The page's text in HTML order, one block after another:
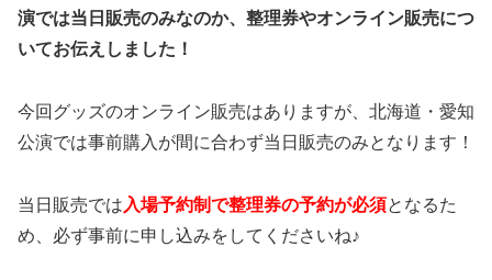
演では当日販売のみなのか、整理券やオンライン販売につ
いてお伝えしました！
今回グッズのオンライン販売はありますが、北海道・愛知
公演では事前購入が間に合わず当日販売のみとなります！
当日販売では 入場予約制で整理券の予約が必須となるた
め、必ず事前に申し込みをしてくださいね♪